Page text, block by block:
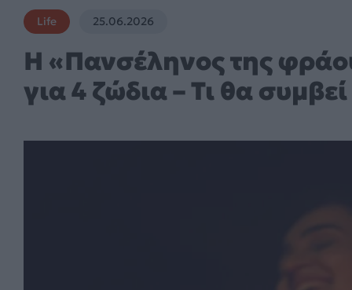
Life 25.06.2026
Η «Πανσέληνος της
για 4 ζώδια – Τι θα